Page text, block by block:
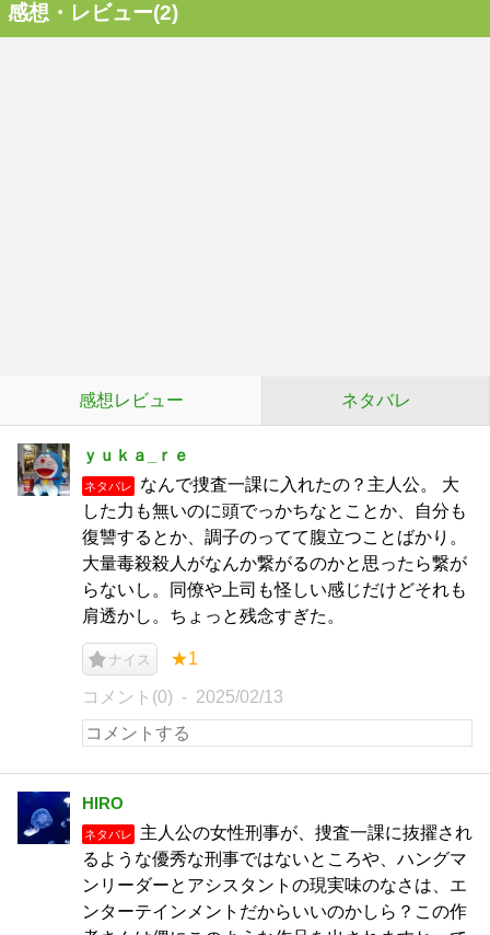
感想・レビュー(2)
感想レビュー ネタバレ
ｙｕｋａ_ｒｅ
ネタバレ
なんで捜査一課に入れたの？主人公。 大
した力も無いのに頭でっかちなとことか、自分も
復讐するとか、調子のってて腹立つことばかり。
大量毒殺殺人がなんか繋がるのかと思ったら繋が
らないし。同僚や上司も怪しい感じだけどそれも
肩透かし。ちょっと残念すぎた。
ナイス ★1
コメント(0) 2025/02/13
HIRO
ネタバレ
主人公の女性刑事が、捜査一課に抜擢され
るような優秀な刑事ではないところや、ハングマ
ンリーダーとアシスタントの現実味のなさは、エ
ンターテインメントだからいいのかしら？この作